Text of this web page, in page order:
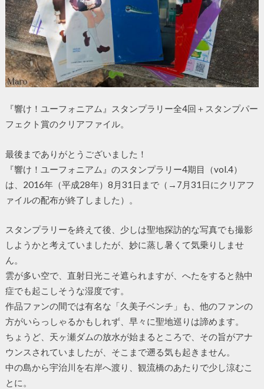
『響け！ユーフォニアム』スタンプラリー全4回＋スタンプパー
フェクト賞のクリアファイル。
最後までありがとうございました！
『響け！ユーフォニアム』のスタンプラリー4期目（vol.4）
は、2016年（平成28年）8月31日まで（→7月31日にクリアフ
ァイルの配布が終了しました）。
スタンプラリーを終えて後、少しは聖地探訪的な写真でも撮影
しようかと考えていましたが、妙に蒸し暑くて気乗りしませ
ん。
雲が多い空で、直射日光こそ遮られますが、へたをすると熱中
症でも起こしそうな湿度です。
作品ファンの間では有名な「久美子ベンチ」も、他のファンの
方がいらっしゃるかもしれず、早々に聖地巡りは諦めます。
ちょうど、天ヶ瀬ダムの放水が始まるところで、その旨がアナ
ウンスされていましたが、そこまで遡る気も起きません。
中の島から宇治川を右岸へ渡り、観流橋のあたりで少し涼むこ
とに。